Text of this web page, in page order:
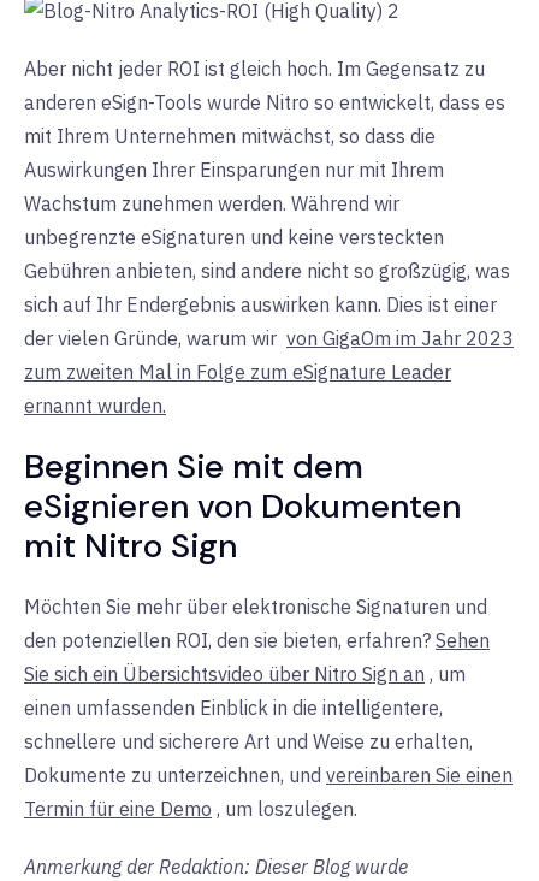
Aber nicht jeder ROI ist gleich hoch. Im Gegensatz zu
anderen eSign-Tools wurde Nitro so entwickelt, dass es
mit Ihrem Unternehmen mitwächst, so dass die
Auswirkungen Ihrer Einsparungen nur mit Ihrem
Wachstum zunehmen werden. Während wir
unbegrenzte eSignaturen und keine versteckten
Gebühren anbieten, sind andere nicht so großzügig, was
sich auf Ihr Endergebnis auswirken kann. Dies ist einer
der vielen Gründe, warum wir von GigaOm im Jahr 2023
zum zweiten Mal in Folge zum eSignature Leader
ernannt wurden.
Beginnen Sie mit dem
eSignieren von Dokumenten
mit Nitro Sign
Möchten Sie mehr über elektronische Signaturen und
den potenziellen ROI, den sie bieten, erfahren? Sehen
Sie sich ein Übersichtsvideo über Nitro Sign an , um
einen umfassenden Einblick in die intelligentere,
schnellere und sicherere Art und Weise zu erhalten,
Dokumente zu unterzeichnen, und vereinbaren Sie einen
Termin für eine Demo , um loszulegen.
Anmerkung der Redaktion: Dieser Blog wurde